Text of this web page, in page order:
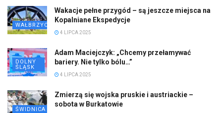
WAŁBRZYCH
Wakacje pełne przygód – są jeszcze miejsca na
Kopalniane Ekspedycje
4 LIPCA 2025
DOLNY
ŚLĄSK
Adam Maciejczyk: „Chcemy przełamywać
bariery. Nie tylko bólu…”
4 LIPCA 2025
ŚWIDNICA
Zmierzą się wojska pruskie i austriackie –
sobota w Burkatowie